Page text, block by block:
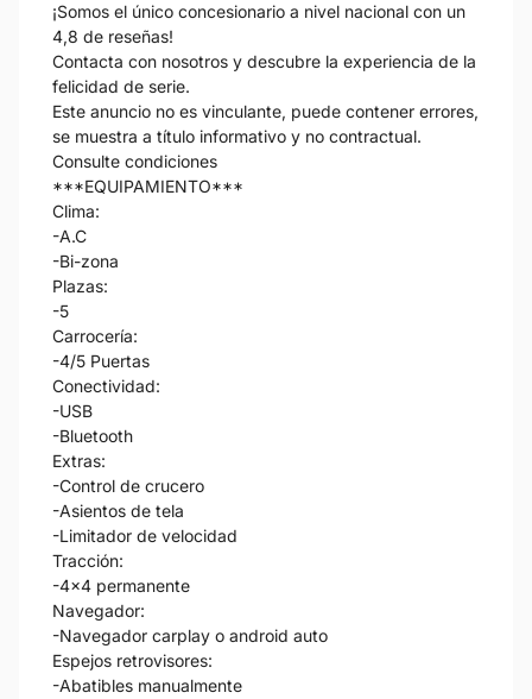
¡Somos el único concesionario a nivel nacional con un
4,8 de reseñas!
Contacta con nosotros y descubre la experiencia de la
felicidad de serie.
Este anuncio no es vinculante, puede contener errores,
se muestra a título informativo y no contractual.
Consulte condiciones
***EQUIPAMIENTO***
Clima:
-A.C
-Bi-zona
Plazas:
-5
Carrocería:
-4/5 Puertas
Conectividad:
-USB
-Bluetooth
Extras:
-Control de crucero
-Asientos de tela
-Limitador de velocidad
Tracción:
-4x4 permanente
Navegador:
-Navegador carplay o android auto
Espejos retrovisores:
-Abatibles manualmente